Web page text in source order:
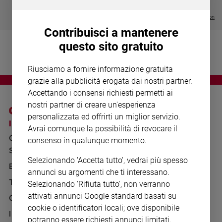
Devozione
fede
giorno
Santo
del
Società
e
valori
Visualizza tutte le collection
I SITI SAN PAOLO
GRUPPO EDITORIALE
SAN PAOLO
BENESSERE
TELENOVA
GAZZETTA D'ALBA
IL GIORNALINO
NOTE LEGALI
PRIVACY POLICY
WHISTLEBLOWING
SOCIAL
Contribuisci a mantenere
questo sito gratuito
Riusciamo a fornire informazione gratuita
grazie alla pubblicità erogata dai nostri partner.
Accettando i consensi richiesti permetti ai
nostri partner di creare un'esperienza
personalizzata ed offrirti un miglior servizio.
Avrai comunque la possibilità di revocare il
consenso in qualunque momento.
Selezionando 'Accetta tutto', vedrai più spesso
annunci su argomenti che ti interessano.
Selezionando 'Rifiuta tutto', non verranno
attivati annunci Google standard basati su
cookie o identificatori locali; ove disponibile
potranno essere richiesti annunci limitati.